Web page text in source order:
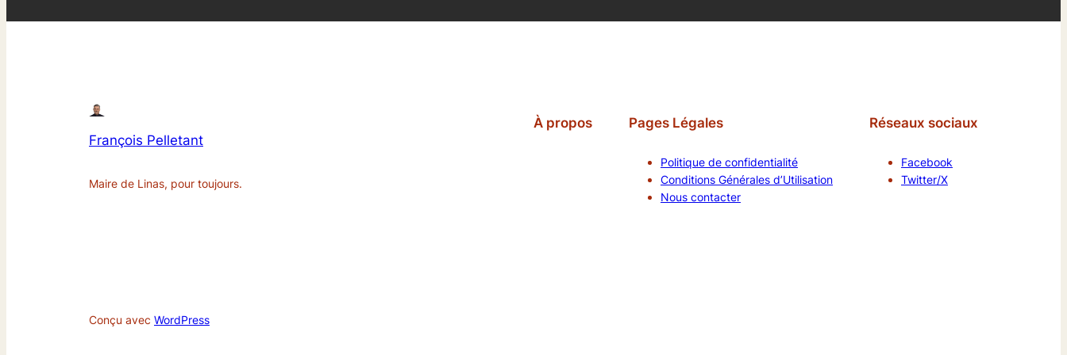
François Pelletant
Maire de Linas, pour toujours.
À propos Pages Légales
Politique de confidentialité
Conditions Générales d’Utilisation
Nous contacter
Réseaux sociaux
Facebook
Twitter/X
Conçu avec WordPress